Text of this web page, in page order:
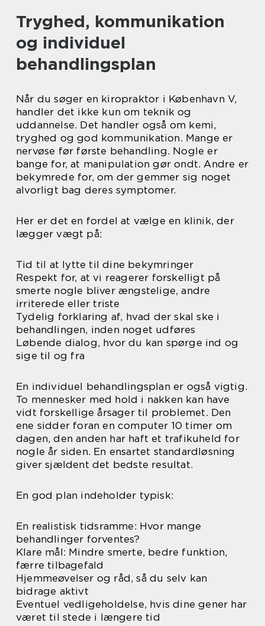
Tryghed, kommunikation
og individuel
behandlingsplan
Når du søger en kiropraktor i København V,
handler det ikke kun om teknik og
uddannelse. Det handler også om kemi,
tryghed og god kommunikation. Mange er
nervøse før første behandling. Nogle er
bange for, at manipulation gør ondt. Andre er
bekymrede for, om der gemmer sig noget
alvorligt bag deres symptomer.
Her er det en fordel at vælge en klinik, der
lægger vægt på:
Tid til at lytte til dine bekymringer
Respekt for, at vi reagerer forskelligt på
smerte nogle bliver ængstelige, andre
irriterede eller triste
Tydelig forklaring af, hvad der skal ske i
behandlingen, inden noget udføres
Løbende dialog, hvor du kan spørge ind og
sige til og fra
En individuel behandlingsplan er også vigtig.
To mennesker med hold i nakken kan have
vidt forskellige årsager til problemet. Den
ene sidder foran en computer 10 timer om
dagen, den anden har haft et trafikuheld for
nogle år siden. En ensartet standardløsning
giver sjældent det bedste resultat.
En god plan indeholder typisk:
En realistisk tidsramme: Hvor mange
behandlinger forventes?
Klare mål: Mindre smerte, bedre funktion,
færre tilbagefald
Hjemmeøvelser og råd, så du selv kan
bidrage aktivt
Eventuel vedligeholdelse, hvis dine gener har
været til stede i længere tid